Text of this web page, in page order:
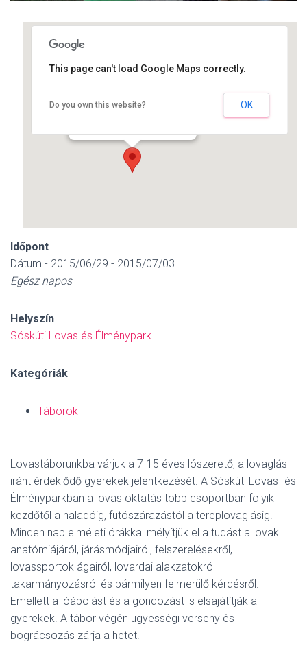
Sóskúti Lovas és Élménypark
This page can't load Google Maps correctly.
Do you own this website? OK
Időpont
Dátum - 2015/06/29 - 2015/07/03
Egész napos
Helyszín
Sóskúti Lovas és Élménypark
Kategóriák
Táborok
Lovastáborunkba várjuk a 7-15 éves lószerető, a lovaglás
iránt érdeklődő gyerekek jelentkezését. A Sóskúti Lovas- és
Élményparkban a lovas oktatás több csoportban folyik
kezdőtől a haladóig, futószárazástól a tereplovaglásig.
Minden nap elméleti órákkal mélyítjük el a tudást a lovak
anatómiájáról, járásmódjairól, felszerelésekről,
lovassportok ágairól, lovardai alakzatokról
takarmányozásról és bármilyen felmerülő kérdésről.
Emellett a lóápolást és a gondozást is elsajátítják a
gyerekek. A tábor végén ügyességi verseny és
bográcsozás zárja a hetet.